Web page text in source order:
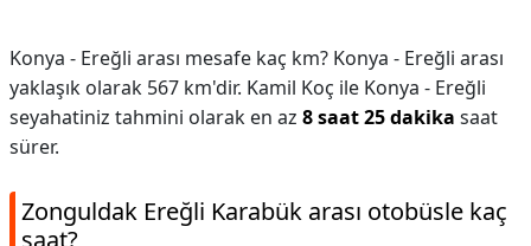
Konya - Ereğli arası mesafe kaç km? Konya - Ereğli arası
yaklaşık olarak 567 km'dir. Kamil Koç ile Konya - Ereğli
seyahatiniz tahmini olarak en az 8 saat 25 dakika saat
sürer.
Zonguldak Ereğli Karabük arası otobüsle kaç
saat?